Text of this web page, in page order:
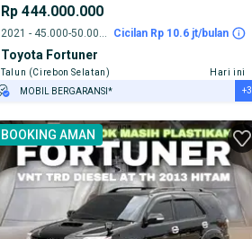
Rp 444.000.000
2021 - 45.000-50.000 km Cicilan Rp 10.6 jt/bulan
Toyota Fortuner
Talun (Cirebon Selatan)
Hari ini
MOBIL BERGARANSI*
TEST DRIVE DARI RUMAH
GRATIS BIAYA JASA PERAWATAN*
+3
BOOKING AMAN